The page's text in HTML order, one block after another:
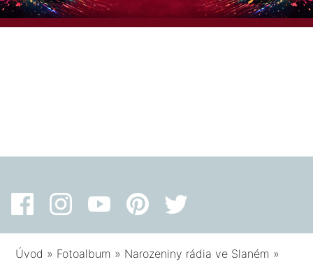
Úvod » Fotoalbum » Narozeniny rádia ve Slaném »